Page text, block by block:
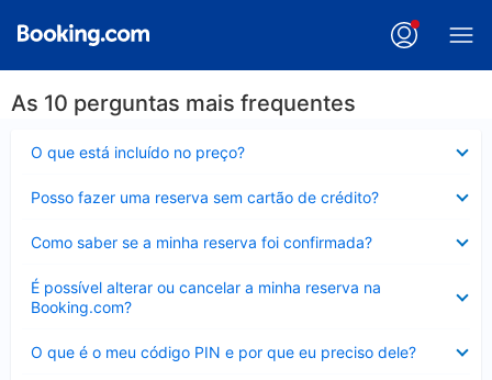
As 10 perguntas mais frequentes
O que está incluído no preço?
Posso fazer uma reserva sem cartão de crédito?
Como saber se a minha reserva foi confirmada?
É possível alterar ou cancelar a minha reserva na
Booking.com?
Contraído
O que é o meu código PIN e por que eu preciso dele?